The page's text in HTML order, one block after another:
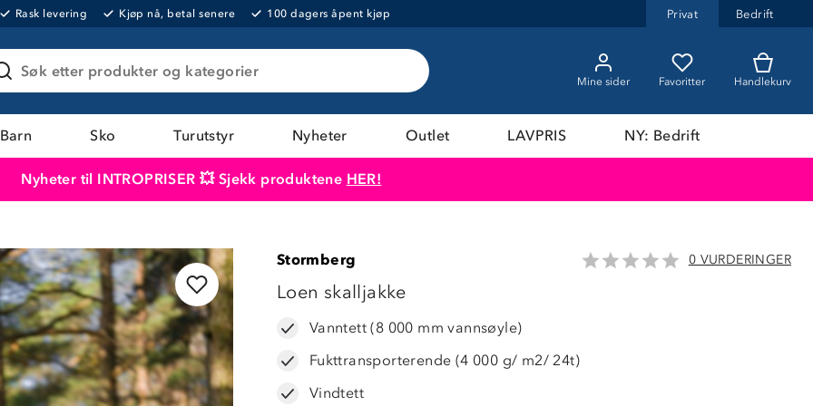
Rask levering Kjøp nå, betal senere 100 dagers åpent kjøp Privat Bedrift
Søk etter produkter og kategorier
Mine sider Favoritter Handlekurv
Barn Sko Turutstyr Nyheter Outlet LAVPRIS NY: Bedrift
Nyheter til INTROPRISER 💥 Sjekk produktene HER!
Stormberg 0 VURDERINGER
Loen skalljakke
Vanntett (8 000 mm vannsøyle)
Fukttransporterende (4 000 g/ m2/ 24t)
Vindtett